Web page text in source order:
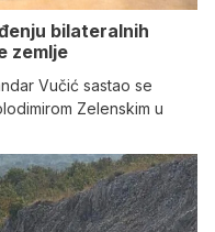
bilateralnih
zemlje
Vučić sastao se
Zelenskim u